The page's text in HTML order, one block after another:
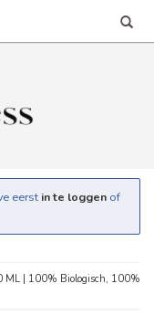
eerst in te loggen of
ML | 100% Biologisch, 100%